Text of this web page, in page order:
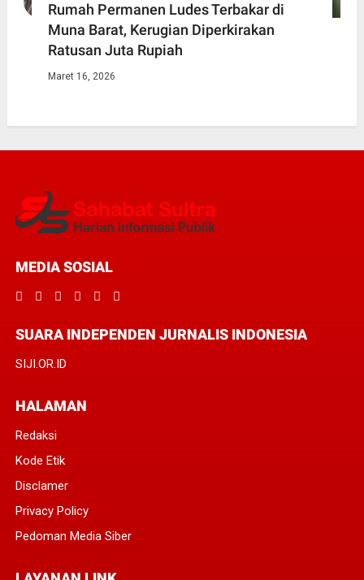
Rumah Permanen Ludes Terbakar di
Muna Barat, Kerugian Diperkirakan
Ratusan Juta Rupiah
Maret 16, 2026
MEDIA SOSIAL
SUARA INDEPENDEN JURNALIS INDONESIA
SIJI.OR.ID
HALAMAN
Redaksi
Kode Etik
Disclamer
Privacy Policy
Pedoman Media Siber